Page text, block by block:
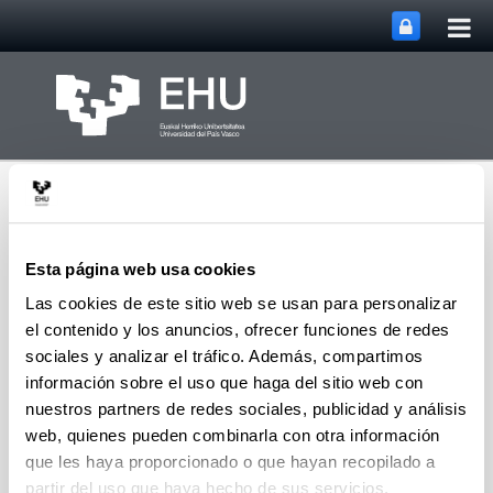
Esta página web usa cookies
Las cookies de este sitio web se usan para personalizar
el contenido y los anuncios, ofrecer funciones de redes
sociales y analizar el tráfico. Además, compartimos
información sobre el uso que haga del sitio web con
nuestros partners de redes sociales, publicidad y análisis
web, quienes pueden combinarla con otra información
que les haya proporcionado o que hayan recopilado a
partir del uso que haya hecho de sus servicios.
CPWV MenúAbrir/cerrar
Tesis doctorales de 2009
Irene Sierra García"Desactivación y regeneración